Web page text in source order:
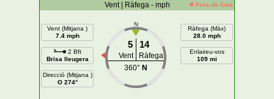
Vent | Ràfega - mph Fora de línia
Vent (Mitjana )
7.4 mph
2 Bft
Brisa lleugera
Direcció (Mitjana )
O 274°
N
5 14
Vent
Ràfega
360° N
Ràfega (Màx)
28.0 mph
Enlaireu-vos
109 mi